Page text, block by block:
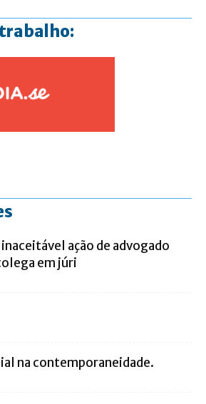
inaceitável ação de advogado
em júri
na contemporaneidade.